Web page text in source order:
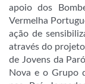
apoio dos
Vermelha
ação de
através do projeto
de Jovens da
Nova e o Grupo